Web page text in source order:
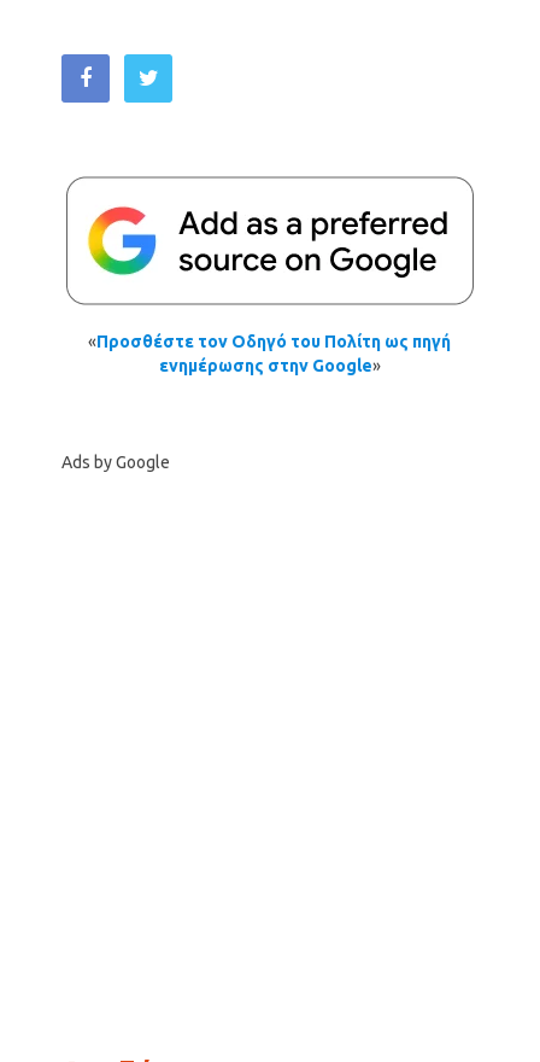
«Προσθέστε τον Οδηγό του Πολίτη ως πηγή
ενημέρωσης στην Google»
Ads by Google